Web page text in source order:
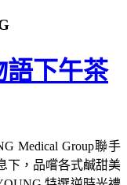
語下午茶
Medical Group聯手
下，品嚐各式鹹甜美